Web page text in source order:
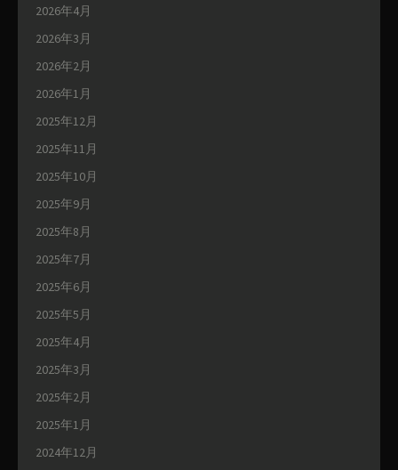
2026年4月
2026年3月
2026年2月
2026年1月
2025年12月
2025年11月
2025年10月
2025年9月
2025年8月
2025年7月
2025年6月
2025年5月
2025年4月
2025年3月
2025年2月
2025年1月
2024年12月